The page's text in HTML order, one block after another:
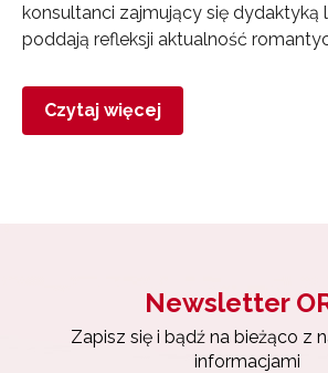
konsultanci zajmujący się dydaktyką
poddają refleksji aktualność
Czytaj więcej
Newsletter
Zapisz się i bądź na bieżąco z
informacjami